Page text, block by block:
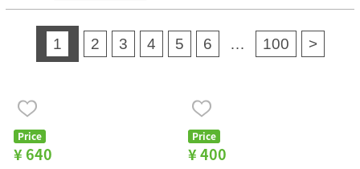
1 2 3 4 5 6 … 100 >
Price
¥ 640
Price
¥ 400